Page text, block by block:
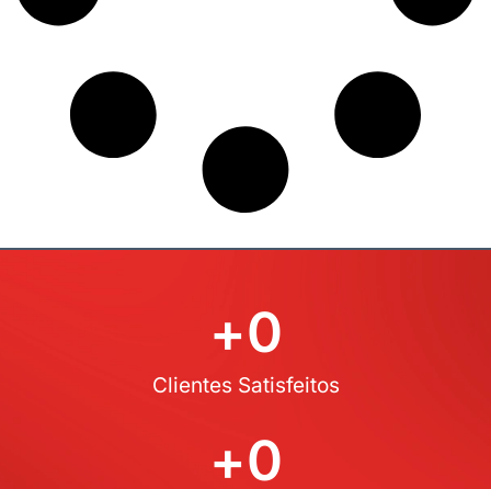
Clientes Satisfeitos
+0
+0